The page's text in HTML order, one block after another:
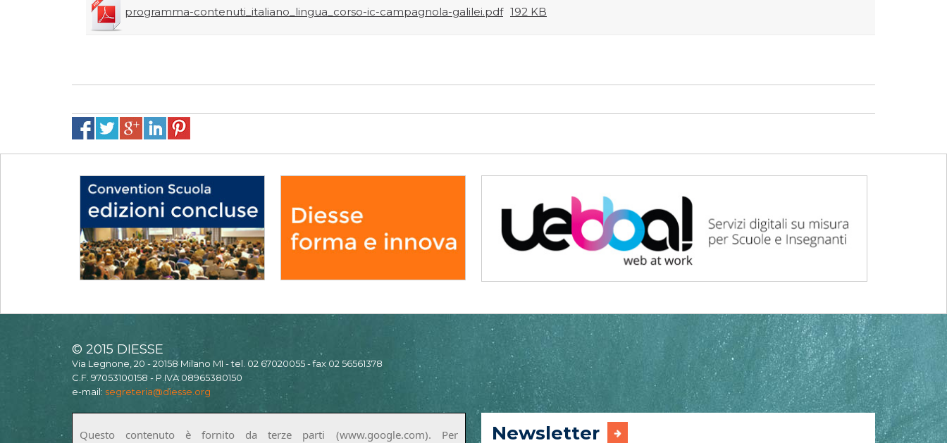
programma-contenuti_italiano_lingua_corso-ic-campagnola-galilei.pdf 192 KB
© 2015 DIESSE
Via Legnone, 20 - 20158 Milano MI - tel. 02 67020055 - fax 02 56561378
C.F. 97053100158 - P.IVA 08965380150
e-mail: segreteria@diesse.org
Questo contenuto è fornito da terze parti (www.google.com). Per
Newsletter